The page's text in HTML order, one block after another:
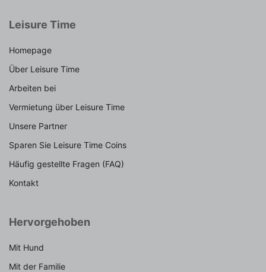
Leisure Time
Homepage
Über Leisure Time
Arbeiten bei
Vermietung über Leisure Time
Unsere Partner
Sparen Sie Leisure Time Coins
Häufig gestellte Fragen (FAQ)
Kontakt
Hervorgehoben
Mit Hund
Mit der Familie